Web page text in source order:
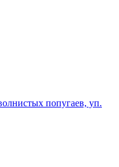
попугаев, уп.